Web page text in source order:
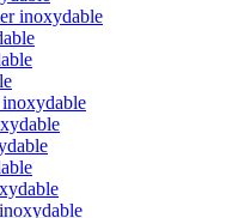
inoxydable